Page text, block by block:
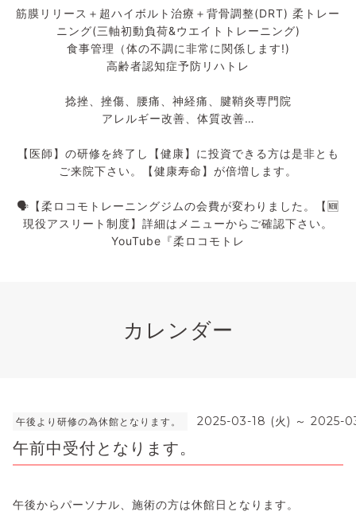
筋膜リリース＋超ハイボルト治療＋背骨調整(DRT) 柔トレー
ニング(三軸初動負荷&ウエイトトレーニング)
食事管理（体の不調に非常に関係します!)
高齢者認知症予防リハトレ
捻挫、挫傷、腰痛、神経痛、腱鞘炎専門院
アレルギー改善、体質改善…
【医師】の研修を終了し【健康】に投資できる方は是非とも
ご来院下さい。【健康寿命】が倍増します。
🗣️【柔ロコモトレーニングジムの会費が変わりました。【🆕
現役アスリート制度】詳細はメニューからご確認下さい。
YouTube『柔ロコモトレ
カレンダー
午後より研修の為休館となります。 2025-03-18 (火) ～ 2025-
午前中受付となります。
午後からパーソナル、施術の方は休館日となります。